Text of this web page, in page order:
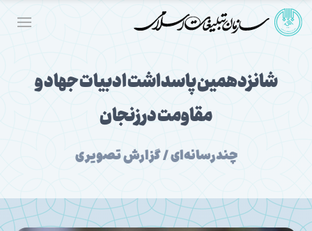
شانزدهمین پاسداشت ادبیات جهاد و
مقاومت در زنجان
چندرسانه‌ای / گزارش تصویری